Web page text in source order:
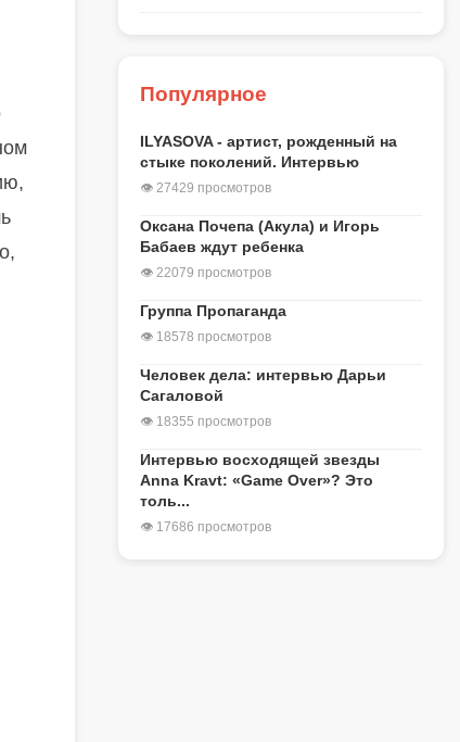
Популярное
ILYASOVA - артист, рожденный на
стыке поколений. Интервью
👁 27429 просмотров
Оксана Почепа (Акула) и Игорь
Бабаев ждут ребенка
👁 22079 просмотров
Группа Пропаганда
👁 18578 просмотров
Человек дела: интервью Дарьи
Сагаловой
👁 18355 просмотров
Интервью восходящей звезды
Anna Kravt: «Game Over»? Это
толь...
👁 17686 просмотров